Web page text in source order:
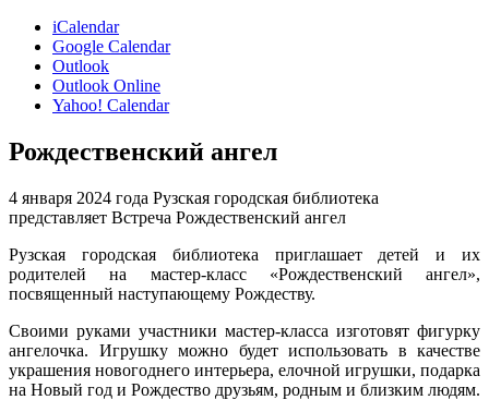
iCalendar
Google Calendar
Outlook
Outlook Online
Yahoo! Calendar
Рождественский ангел
4 января 2024 года Рузская городская библиотека
представляет Встреча Рождественский ангел
Рузская городская библиотека приглашает детей и их
родителей на мастер-класс «Рождественский ангел»,
посвященный наступающему Рождеству.
Своими руками участники мастер-класса изготовят фигурку
ангелочка. Игрушку можно будет использовать в качестве
украшения новогоднего интерьера, елочной игрушки, подарка
на Новый год и Рождество друзьям, родным и близким людям.